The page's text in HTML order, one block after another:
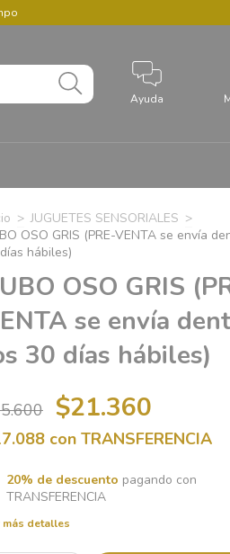
Ayuda
> JUGUETES SENSORIALES >
OSO GRIS (PRE-VENTA se envía
hábiles)
OSO GRIS
se envía
30 días hábiles)
$21.360
con TRANSFERENCIA
20% de descuento pagando con
TRANSFERENCIA
más detalles